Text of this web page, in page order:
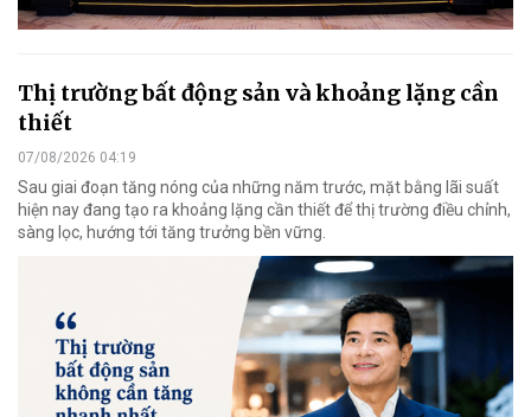
Thị trường bất động sản và khoảng lặng cần
thiết
07/08/2026 04:19
Sau giai đoạn tăng nóng của những năm trước, mặt bằng lãi suất
hiện nay đang tạo ra khoảng lặng cần thiết để thị trường điều chỉnh,
sàng lọc, hướng tới tăng trưởng bền vững.